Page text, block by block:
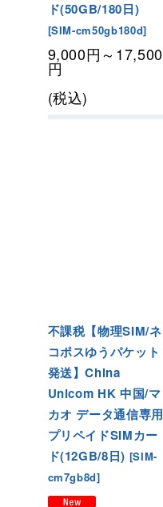
ド(50GB/180日)
[SIM-cm50gb180d]
9,000円～17,500
円
(税込)
不課税【物理SIM/ネ
コポスゆうパケット
発送】China
Unicom HK 中国/マ
カオ データ通信専用
プリペイドSIMカー
ド(12GB/8日) [SIM-
cm7gb8d]